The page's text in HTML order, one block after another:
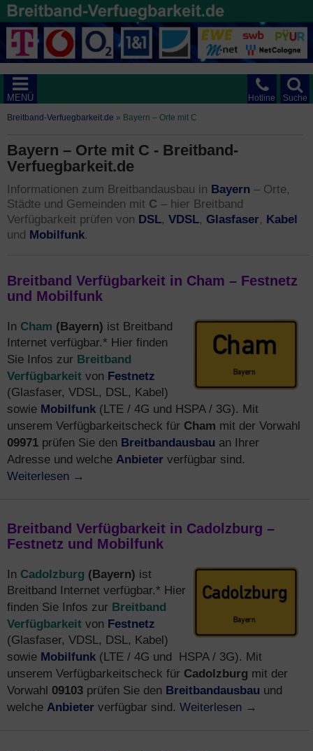
Suche
Hotline
MENÜ
Breitband-Verfuegbarkeit.de » Bayern – Orte mit C
Bayern – Orte mit C - Breitband-
Verfuegbarkeit.de
Informationen zum Breitbandausbau in Bayern – Orte,
Städte und Gemeinden mit C – hier Breitband
Verfügbarkeit prüfen von DSL, VDSL, Glasfaser, Kabel
und Mobilfunk.
Breitband Verfügbarkeit in Cham – Festnetz
und Mobilfunk
In Cham (Bayern) ist Breitband
Internet verfügbar.* Hier finden
Sie Infos zur Breitband
Verfügbarkeit von Festnetz
(Glasfaser, VDSL, DSL, Kabel)
sowie Mobilfunk (LTE / 4G und HSPA / 3G). Mit
unserem Verfügbarkeitscheck für Cham mit der Vorwahl
09971 prüfen Sie den Breitbandausbau an Ihrer
Adresse und welche Anbieter verfügbar sind.
Weiterlesen →
Breitband Verfügbarkeit in Cadolzburg –
Festnetz und Mobilfunk
In Cadolzburg (Bayern) ist
Breitband Internet verfügbar.* Hier
finden Sie Infos zur Breitband
Verfügbarkeit von Festnetz
(Glasfaser, VDSL, DSL, Kabel)
sowie Mobilfunk (LTE / 4G und HSPA / 3G). Mit
unserem Verfügbarkeitscheck für Cadolzburg mit der
Vorwahl 09103 prüfen Sie den Breitbandausbau und
welche Anbieter verfügbar sind. Weiterlesen →